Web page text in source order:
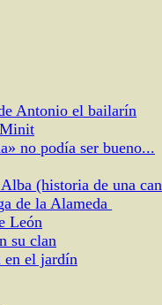
Antonio el bailarín
no podía ser bueno...
(historia de una
de la Alameda
León
su clan
en el jardín